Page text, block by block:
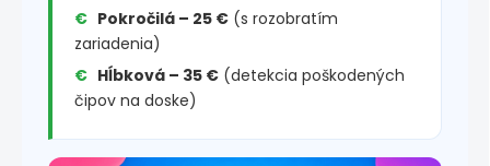
Pokročilá – 25 € (s rozobratím
zariadenia)
Hĺbková – 35 € (detekcia poškodených
čipov na doske)